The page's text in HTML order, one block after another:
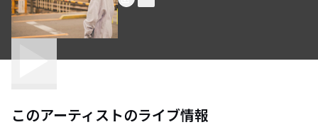
このアーティストのライブ情報